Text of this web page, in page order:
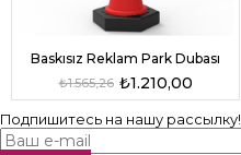
Baskısız Reklam Park Dubası
₺1.210,00
₺1.565,26
Подпишитесь на нашу рассылку!